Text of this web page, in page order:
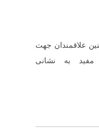
علاقمندان جهت
مفید به نشانی